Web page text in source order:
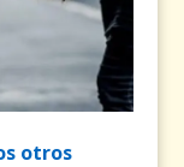
otros